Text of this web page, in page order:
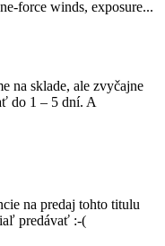
force winds, exposure...
na sklade, ale zvyčajne
do 1 – 5 dní. A
na predaj tohto titulu
predávať :-(